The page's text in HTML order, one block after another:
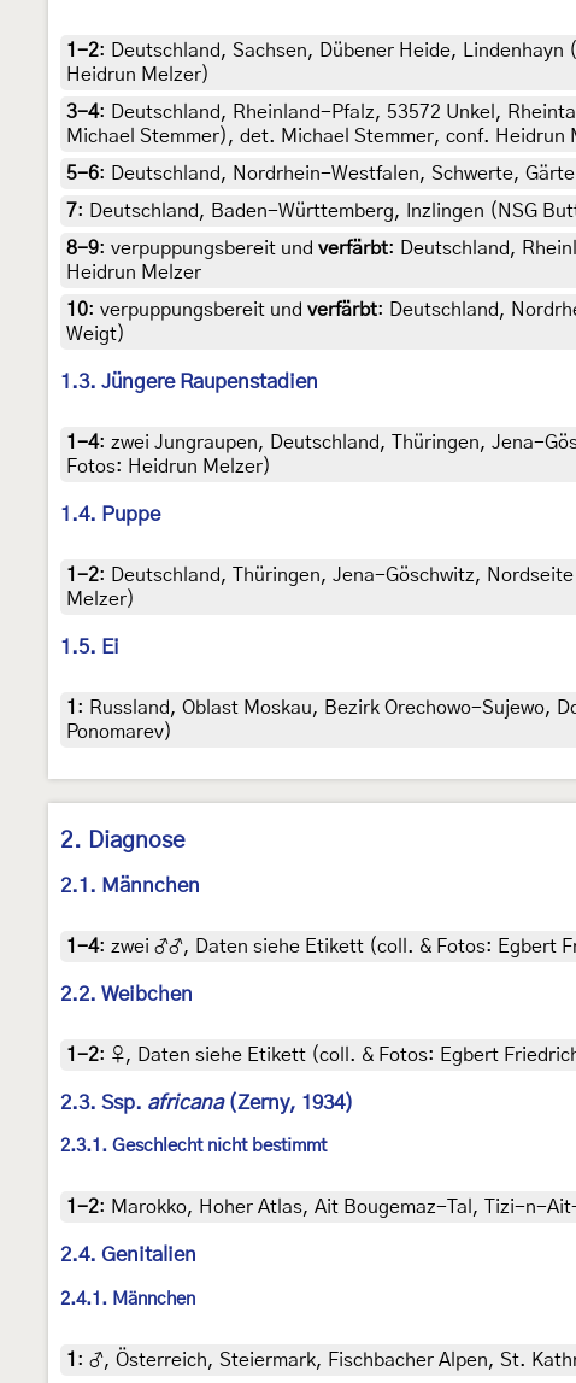
1-2:
Deutschland, Sachsen, Dübener Heide,
Heidrun Melzer)
3-4:
Deutschland, Rheinland-Pfalz, 53572 Unkel,
Michael Stemmer), det. Michael Stemmer, conf. Heidrun
5-6: Deutschland, Nordrhein-Westfalen, Schwerte,
7: Deutschland, Baden-Württemberg, Inzlingen (NSG
8-9: verpuppungsbereit und verfärbt: Deutschland,
Heidrun Melzer
10: verpuppungsbereit und verfärbt: Deutschland,
Weigt)
1.3. Jüngere Raupenstadien
1-4: zwei Jungraupen, Deutschland, Thüringen, Jena-
Fotos: Heidrun Melzer)
1.4. Puppe
1-2: Deutschland, Thüringen, Jena-Göschwitz,
Melzer)
1.5. Ei
1 : Russland, Oblast Moskau, Bezirk Orechowo-Sujewo,
Ponomarev)
2. Diagnose
2.1. Männchen
1-4: zwei ♂♂, Daten siehe Etikett (coll. & Fotos: Egbert
2.2. Weibchen
1-2: ♀, Daten siehe Etikett (coll. & Fotos: Egbert
2.3. Ssp. africana(Zerny, 1934)
2.3.1. Geschlecht nicht bestimmt
1-2: Marokko, Hoher Atlas, Ait Bougemaz-Tal, Tizi-n-
2.4. Genitalien
2.4.1. Männchen
1 : ♂, Österreich, Steiermark, Fischbacher Alpen, St.